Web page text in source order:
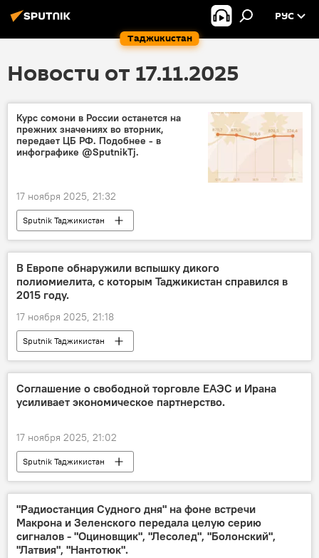
Таджикистан
РУС
Новости от 17.11.2025
Курс сомони в России останется на
прежних значениях во вторник,
передает ЦБ РФ. Подобнее - в
инфографике @SputnikТj.
17 ноября 2025, 21:32
Sputnik Таджикистан
В Европе обнаружили вспышку дикого
полиомиелита, с которым Таджикистан справился в
2015 году.
17 ноября 2025, 21:18
Sputnik Таджикистан
Соглашение о свободной торговле ЕАЭС и Ирана
усиливает экономическое партнерство.
17 ноября 2025, 21:02
Sputnik Таджикистан
"Радиостанция Судного дня" на фоне встречи
Макрона и Зеленского передала целую серию
сигналов - "Оциновщик", "Лесолед", "Болонский",
"Латвия", "Нантотюк".